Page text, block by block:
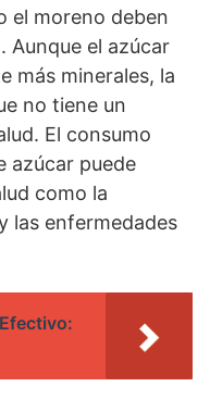
el moreno deben
Aunque el azúcar
más minerales, la
no tiene un
El consumo
azúcar puede
como la
las enfermedades